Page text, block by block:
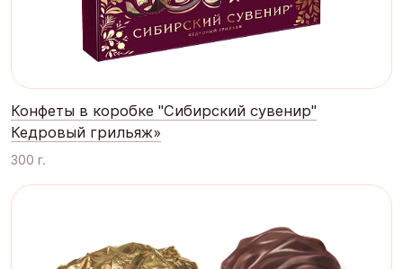
Конфеты в коробке "Сибирский сувенир"
Кедровый грильяж»
300 г.